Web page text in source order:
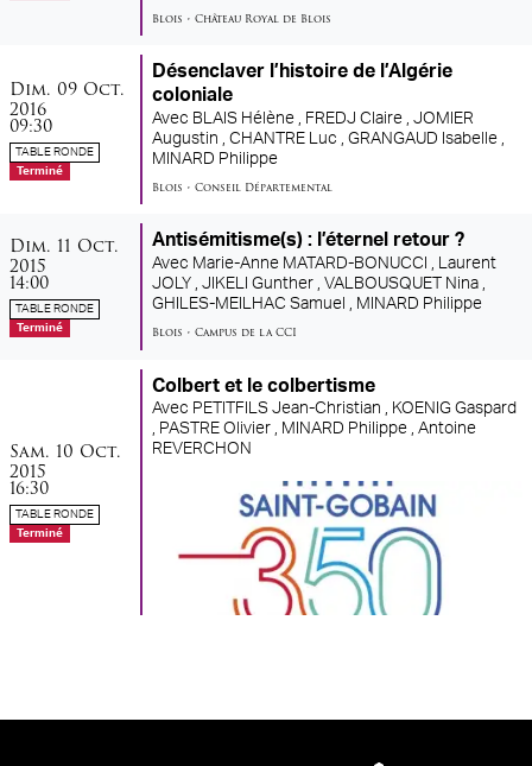
Blois • Château Royal de Blois
dimanche
Dim. 09 octobre
Oct.
2016
09:30
TABLE RONDE
Terminé
Désenclaver l’histoire de l’Algérie
coloniale
Avec BLAIS Hélène , FREDJ Claire , JOMIER
Augustin , CHANTRE Luc , GRANGAUD Isabelle ,
MINARD Philippe
Blois • Conseil Départemental
dimanche
Dim. 11 octobre
Oct.
2015
14:00
TABLE RONDE
Terminé
Antisémitisme(s) : l’éternel retour ?
Avec Marie-Anne MATARD-BONUCCI , Laurent
JOLY , JIKELI Gunther , VALBOUSQUET Nina ,
GHILES-MEILHAC Samuel , MINARD Philippe
Blois • Campus de la CCI
samedi
Sam. 10 octobre
Oct.
2015
16:30
TABLE RONDE
Terminé
Colbert et le colbertisme
Avec PETITFILS Jean-Christian , KOENIG Gaspard
, PASTRE Olivier , MINARD Philippe , Antoine
REVERCHON